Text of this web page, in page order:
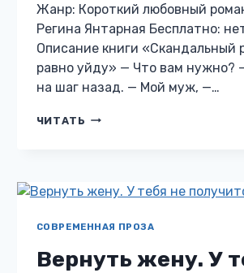
Жанр: Короткий любовный
Регина Янтарная Бесплатно:
Описание книги «Скандальный
равно уйду» — Что вам нужно?
на шаг назад. — Мой муж, —…
ЧИТАТЬ СКАНДАЛЬНЫЙ
СОВРЕМЕННАЯ ПРОЗА
Вернуть жену. У